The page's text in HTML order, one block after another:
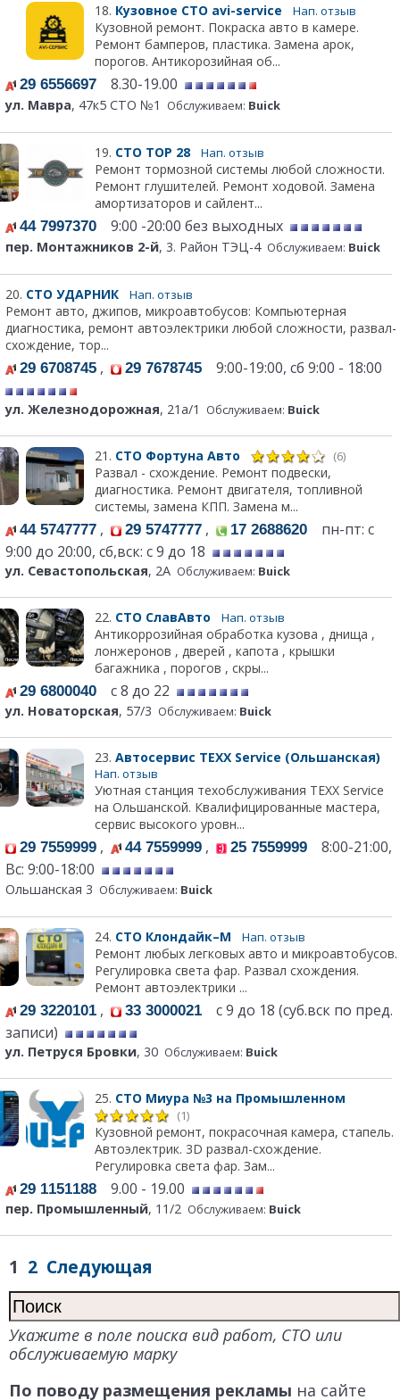
18. Кузовное СТО avi-service Нап. отзыв
Кузовной ремонт. Покраска авто в камере.
Ремонт бамперов, пластика. Замена арок,
порогов. Антикорозийная об...
29 6556697 8.30-19.00
ул. Мавра, 47к5 СТО №1 Обслуживаем: Buick
19. СТО ТОР 28 Нап. отзыв
Ремонт тормозной системы любой сложности.
Ремонт глушителей. Ремонт ходовой. Замена
амортизаторов и сайлент...
44 7997370 9:00 -20:00 без выходных
пер. Монтажников 2-й, 3. Район ТЭЦ-4 Обслуживаем: Buick
20. СТО УДАРНИК Нап. отзыв
Ремонт авто, джипов, микроавтобусов: Компьютерная
диагностика, ремонт автоэлектрики любой сложности, развал-
схождение, тор...
29 6708745 , 29 7678745 9:00-19:00, сб 9:00 - 18:00
ул. Железнодорожная, 21а/1 Обслуживаем: Buick
21. СТО Фортуна Авто (6)
Развал - схождение. Ремонт подвески,
диагностика. Ремонт двигателя, топливной
системы, замена КПП. Замена м...
44 5747777 , 29 5747777 , 17 2688620 пн-пт: с
9:00 до 20:00, сб,вск: с 9 до 18
ул. Севастопольская, 2А Обслуживаем: Buick
22. СТО СлавАвто Нап. отзыв
Антикоррозийная обработка кузова , днища ,
лонжеронов , дверей , капота , крышки
багажника , порогов , скры...
29 6800040 с 8 до 22
ул. Новаторская, 57/3 Обслуживаем: Buick
23. Автосервис TEXX Service (Ольшанская)
Нап. отзыв
Уютная станция техобслуживания TEXX Service
на Ольшанской. Квалифицированные мастера,
сервис высокого уровн...
29 7559999 , 44 7559999 , 25 7559999 8:00-21:00,
Вс: 9:00-18:00
Ольшанская 3 Обслуживаем: Buick
24. СТО Клондайк–М Нап. отзыв
Ремонт любых легковых авто и микроавтобусов.
Регулировка света фар. Развал схождения.
Ремонт автоэлектрики ...
29 3220101 , 33 3000021 с 9 до 18 (суб.вск по пред.
записи)
ул. Петруся Бровки, 30 Обслуживаем: Buick
25. СТО Миура №3 на Промышленном
(1)
Кузовной ремонт, покрасочная камера, стапель.
Автоэлектрик. 3D развал-схождение.
Регулировка света фар. Зам...
29 1151188 9.00 - 19.00
пер. Промышленный, 11/2 Обслуживаем: Buick
1 2 Следующая
Укажите в поле поиска вид работ, СТО или
обслуживаемую марку
По поводу размещения рекламы на сайте